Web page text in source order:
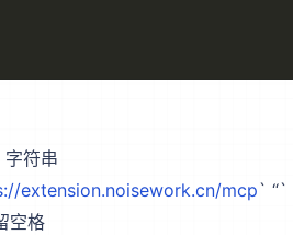
字符串
extension.noisework.cn/mcp` “`
空格